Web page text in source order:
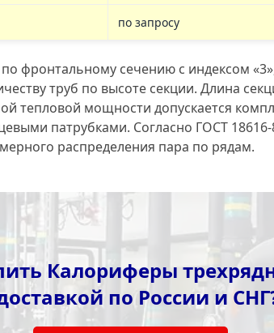
по запросу
фронтальному сечению с индексом
труб по высоте секции. Длина
тепловой мощности допускается
патрубками. Согласно ГОСТ
распределения пара по рядам.
Калориферы
по России и